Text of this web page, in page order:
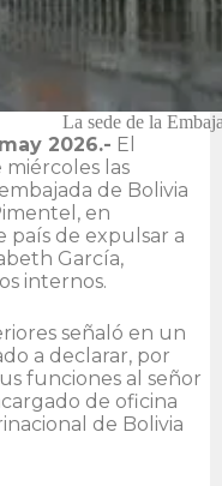
La sede de la
2026.- El
las
de Bolivia
en
país de expulsar a
García,
internos.
señaló en un
a declarar, por
funciones al señor
de oficina
de Bolivia